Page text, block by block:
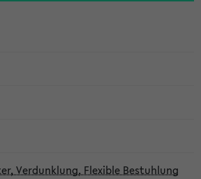
Verdunklung, Flexible Bestuhlung